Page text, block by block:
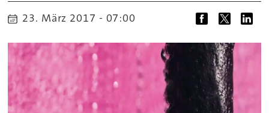
23. März 2017 - 07:00